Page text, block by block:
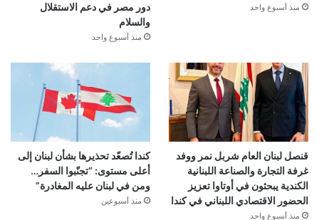
منذ أسبوع واحد
دور مصر في دعم الاستقلال
والسلام
منذ أسبوع واحد
قنصل لبنان العام شربل نمر ووفد
غرفة التجارة والصناعة اللبنانية
الكندية يبحثون في أوتاوا تعزيز
الحضور الاقتصادي اللبناني في كندا
منذ أسبوع واحد
كندا تُصعّد تحذيرها بشأن لبنان إلى
أعلى مستوى: “تجنّبوا السفر…
ومن في لبنان عليه المغادرة”
منذ أسبوعين